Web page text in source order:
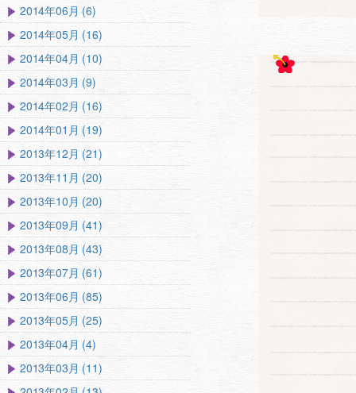
2014年06月 (6)
2014年05月 (16)
2014年04月 (10)
2014年03月 (9)
2014年02月 (16)
2014年01月 (19)
2013年12月 (21)
2013年11月 (20)
2013年10月 (20)
2013年09月 (41)
2013年08月 (43)
2013年07月 (61)
2013年06月 (85)
2013年05月 (25)
2013年04月 (4)
2013年03月 (11)